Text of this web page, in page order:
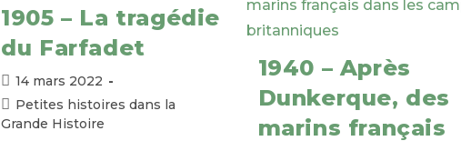
1905 – La tragédie
du Farfadet
Publication
publiée :
14 mars 2022
Post
category:
Petites histoires dans la
Grande Histoire
1940 – Après
Dunkerque, des
marins français